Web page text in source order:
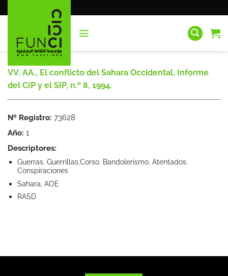
al
VV. AA., El conflicto del Sahara Occidental, Informe
del CIP y el SIP, n.º 8, 1994.
Nº Registro: 73628
Año: 1
Descriptores:
Guerras. Guerrillas.Corso. Bandolerismo. Atentados.
Conspiraciones
Sahara, AOE
RASD